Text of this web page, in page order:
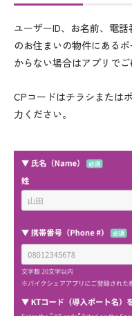
ユーザーID、お名前、電
のお住まいの物件にある
からない場合はアプリでご
CPコードはチラシまたは
力ください。